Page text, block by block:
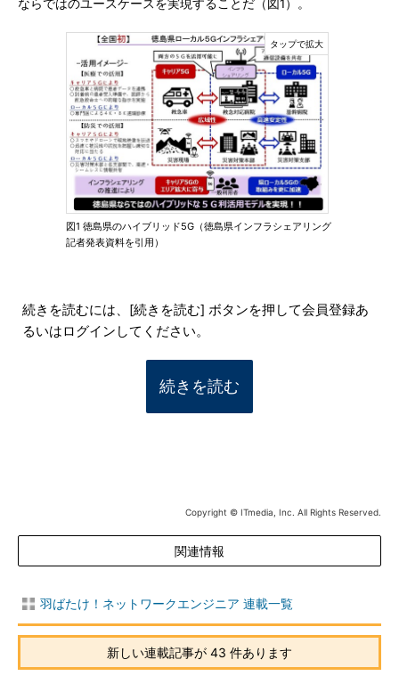
ならではのユースケースを実現することだ（図1）。
図1 徳島県のハイブリッド5G（徳島県インフラシェアリング
記者発表資料を引用）
続きを読むには、[続きを読む] ボタンを押して会員登録あ
るいはログインしてください。
続きを読む
Copyright © ITmedia, Inc. All Rights Reserved.
関連情報
羽ばたけ！ネットワークエンジニア 連載一覧
新しい連載記事が 43 件あります